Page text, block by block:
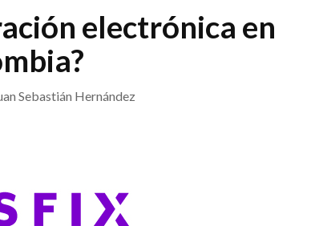
electrónica en
Sebastián Hernández